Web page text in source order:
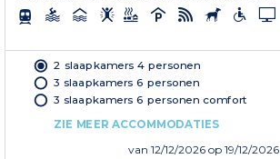
2 slaapkamers 4 personen
3 slaapkamers 6 personen
3 slaapkamers 6 personen comfort
ZIE MEER ACCOMMODATIES
van 12/12/2026 op 19/12/2026